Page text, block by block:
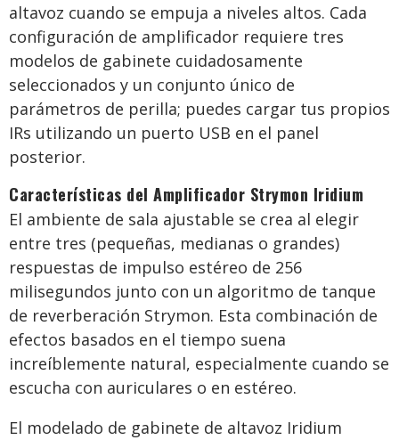
altavoz cuando se empuja a niveles altos. Cada
configuración de amplificador requiere tres
modelos de gabinete cuidadosamente
seleccionados y un conjunto único de
parámetros de perilla; puedes cargar tus propios
IRs utilizando un puerto USB en el panel
posterior.
Características del Amplificador Strymon Iridium
El ambiente de sala ajustable se crea al elegir
entre tres (pequeñas, medianas o grandes)
respuestas de impulso estéreo de 256
milisegundos junto con un algoritmo de tanque
de reverberación Strymon. Esta combinación de
efectos basados en el tiempo suena
increíblemente natural, especialmente cuando se
escucha con auriculares o en estéreo.
El modelado de gabinete de altavoz Iridium